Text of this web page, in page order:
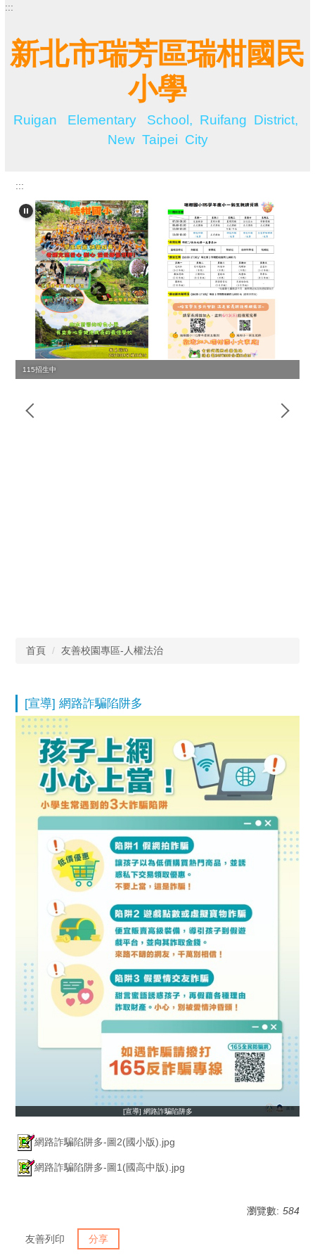
跳
主
要
內
:::
新北市瑞芳區瑞柑國民
小學
Ruigan Elementary School, Ruifang District,
New Taipei City
:::
115招生中
首頁 友善校園專區-人權法治
[宣導] 網路詐騙陷阱多
[宣導] 網路詐騙陷阱多
網路詐騙陷阱多-圖2(國小版).jpg
網路詐騙陷阱多-圖1(國高中版).jpg
瀏覽數: 584
友善列印 分享